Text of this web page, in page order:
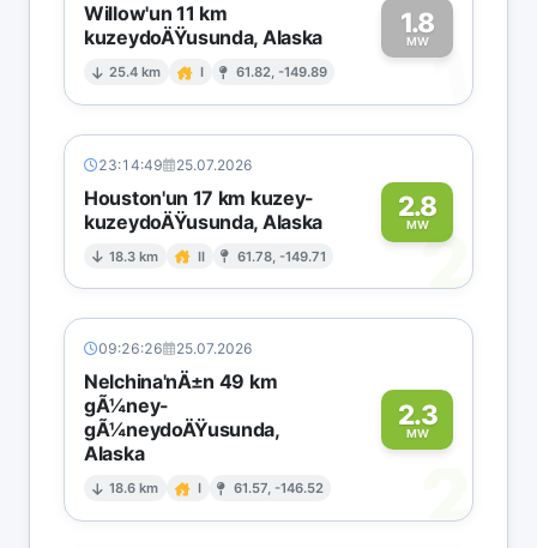
Willow'un 11 km
kuzeydoÄŸusunda, Alaska
25.4 km I 61.82, -149.89
1.8
MW1
23:14:49 25.07.2026
Houston'un 17 km kuzey-
kuzeydoÄŸusunda, Alaska
18.3 km II 61.78, -149.71
2.8
MW2
09:26:26 25.07.2026
Nelchina'nÄ±n 49 km
gÃ¼ney-
gÃ¼neydoÄŸusunda,
Alaska
18.6 km I 61.57, -146.52
2.3
MW
2